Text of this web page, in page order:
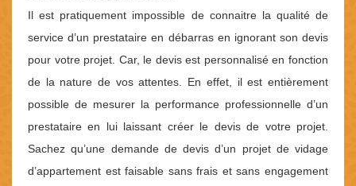
Il est pratiquement impossible de connaitre la qualité de
service d’un prestataire en débarras en ignorant son devis
pour votre projet. Car, le devis est personnalisé en fonction
de la nature de vos attentes. En effet, il est entièrement
possible de mesurer la performance professionnelle d’un
prestataire en lui laissant créer le devis de votre projet.
Sachez qu’une demande de devis d’un projet de vidage
d’appartement est faisable sans frais et sans engagement